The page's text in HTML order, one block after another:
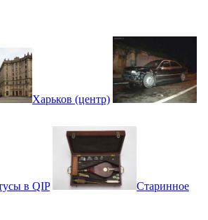
Харьков (центр)
в QIP Старинное